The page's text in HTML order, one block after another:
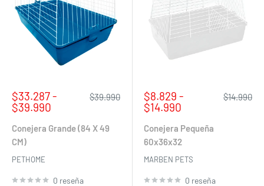
Precio
de
$33.287 -
$39.990
Precio
$39.990
Conejera Grande (84 X 49
CM)
PETHOME
0 reseña
Precio
de
$8.829 -
$14.990
Precio
$14.990
Conejera Pequeña
60x36x32
MARBEN PETS
0 reseña